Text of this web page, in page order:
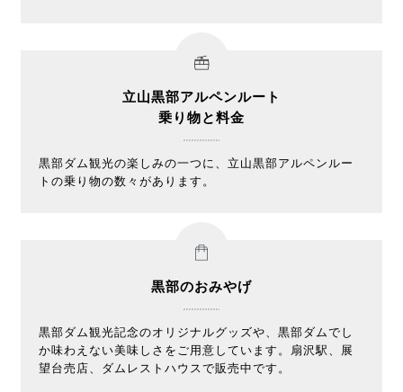
立山黒部アルペンルート
乗り物と料金
黒部ダム観光の楽しみの一つに、立山黒部アルペンルー
トの乗り物の数々があります。
黒部のおみやげ
黒部ダム観光記念のオリジナルグッズや、黒部ダムでし
か味わえない美味しさをご用意しています。扇沢駅、展
望台売店、ダムレストハウスで販売中です。